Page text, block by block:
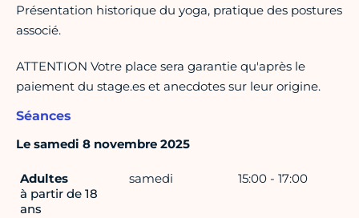
Présentation historique du yoga, pratique des postures
associé.
ATTENTION Votre place sera garantie qu'après le
paiement du stage.es et anecdotes sur leur origine.
Séances
Le samedi 8 novembre 2025
Adultes
à partir de 18
ans
samedi 15:00 - 17:00